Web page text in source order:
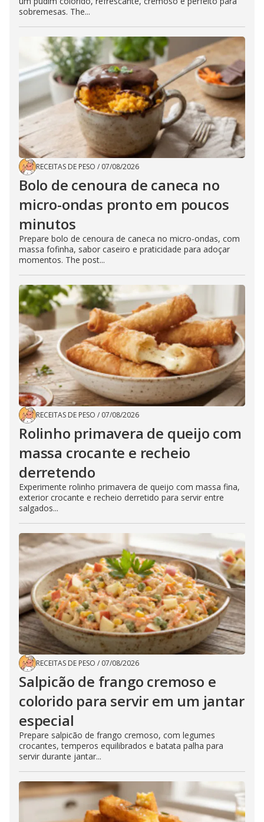
sobremesas. The...
RECEITAS DE PESO / 07/08/2026
Bolo de cenoura de caneca no
micro-ondas pronto em poucos
minutos
Prepare bolo de cenoura de caneca no micro-ondas, com
massa fofinha, sabor caseiro e praticidade para adoçar
momentos. The post...
RECEITAS DE PESO / 07/08/2026
Rolinho primavera de queijo com
massa crocante e recheio
derretendo
Experimente rolinho primavera de queijo com massa fina,
exterior crocante e recheio derretido para servir entre
salgados...
RECEITAS DE PESO / 07/08/2026
Salpicão de frango cremoso e
colorido para servir em um jantar
especial
Prepare salpicão de frango cremoso, com legumes
crocantes, temperos equilibrados e batata palha para
servir durante jantar...